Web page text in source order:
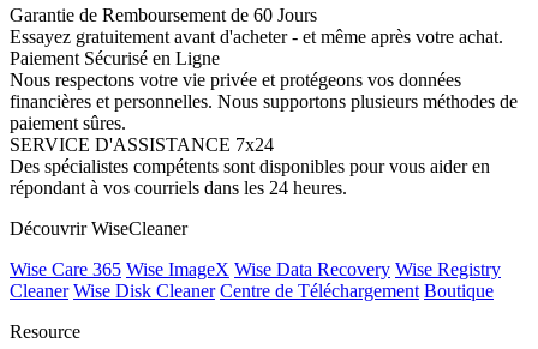
Garantie de Remboursement de 60 Jours
Essayez gratuitement avant d'acheter - et même après votre achat.
Paiement Sécurisé en Ligne
Nous respectons votre vie privée et protégeons vos données
financières et personnelles. Nous supportons plusieurs méthodes de
paiement sûres.
SERVICE D'ASSISTANCE 7x24
Des spécialistes compétents sont disponibles pour vous aider en
répondant à vos courriels dans les 24 heures.
Découvrir WiseCleaner
Wise Care 365 Wise ImageX Wise Data Recovery Wise Registry
Cleaner Wise Disk Cleaner Centre de Téléchargement Boutique
Resource